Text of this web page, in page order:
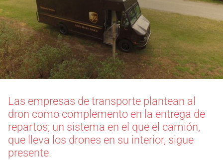
Las empresas de transporte plantean al
dron como complemento en la entrega de
repartos; un sistema en el que el camión,
que lleva los drones en su interior, sigue
presente.